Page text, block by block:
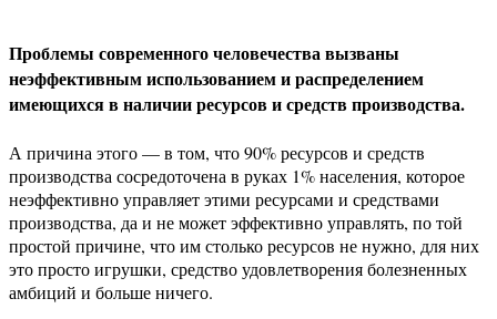
Проблемы современного человечества вызваны
неэффективным использованием и распределением
имеющихся в наличии ресурсов и средств производства.
А причина этого — в том, что 90% ресурсов и средств
производства сосредоточена в руках 1% населения, которое
неэффективно управляет этими ресурсами и средствами
производства, да и не может эффективно управлять, по той
простой причине, что им столько ресурсов не нужно, для них
это просто игрушки, средство удовлетворения болезненных
амбиций и больше ничего.